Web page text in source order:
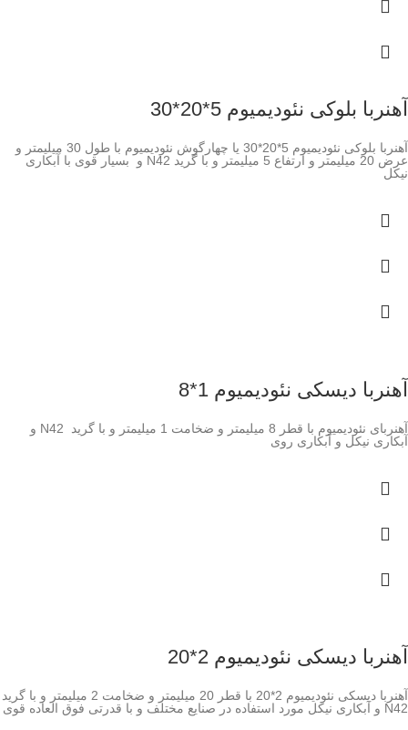
آهنربا بلوکی نئودیمیوم 5*20*30
آهنربا بلوکی نئودیمیوم 5*20*30 یا چهارگوش نئودیمیوم با طول 30 میلیمتر و
عرض 20 میلیمتر و ارتفاع 5 میلیمتر و با گرید N42 و بسیار قوی با آبکاری
نیکل
آهنربا دیسکی نئودیمیوم 1*8
آهنربای نئودیمیوم با قطر 8 میلیمتر و ضخامت 1 میلیمتر و با گرید N42 و
آبکاری نیکل و آبکاری روی
آهنربا دیسکی نئودیمیوم 2*20
آهنربا دیسکی نئودیمیوم 2*20 با قطر 20 میلیمتر و ضخامت 2 میلیمتر و با گرید
N42 و آبکاری نیکل مورد استفاده در صنایع مختلف و با قدرتی فوق العاده قوی